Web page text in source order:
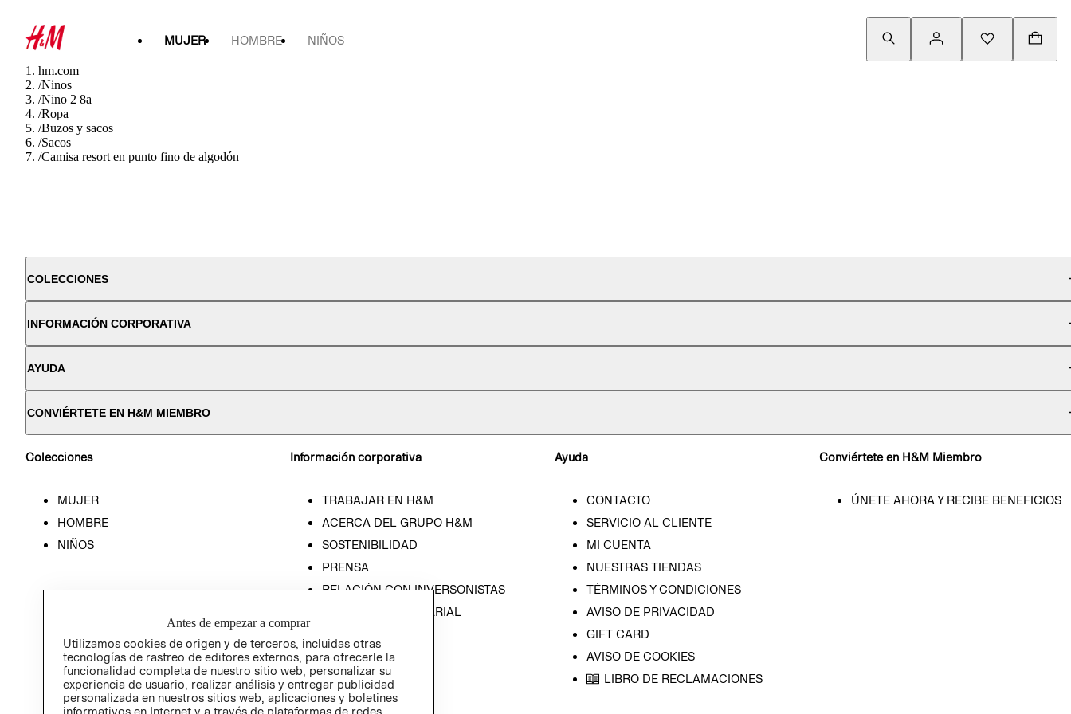
MUJER HOMBRE NIÑOS
hm.com
/Ninos
/Nino 2 8a
/Ropa
/Buzos y sacos
/Sacos
/Camisa resort en punto fino de algodón
COLECCIONES
INFORMACIÓN CORPORATIVA
AYUDA
CONVIÉRTETE EN H&M MIEMBRO
Colecciones
MUJER
HOMBRE
NIÑOS
Información corporativa
TRABAJAR EN H&M
ACERCA DEL GRUPO H&M
SOSTENIBILIDAD
PRENSA
RELACIÓN CON INVERSONISTAS
POLÍTICA EMPRESARIAL
Ayuda
CONTACTO
SERVICIO AL CLIENTE
MI CUENTA
NUESTRAS TIENDAS
TÉRMINOS Y CONDICIONES
AVISO DE PRIVACIDAD
GIFT CARD
AVISO DE COOKIES
LIBRO DE RECLAMACIONES
Conviértete en H&M Miembro
ÚNETE AHORA Y RECIBE BENEFICIOS
Antes de empezar a comprar
Utilizamos cookies de origen y de terceros, incluidas otras
tecnologías de rastreo de editores externos, para ofrecerle la
funcionalidad completa de nuestro sitio web, personalizar su
experiencia de usuario, realizar análisis y entregar publicidad
personalizada en nuestros sitios web, aplicaciones y boletines
informativos en Internet y a través de plataformas de redes